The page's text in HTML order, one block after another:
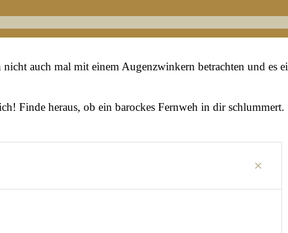
auch mal mit einem Augenzwinkern betrachten und es
Finde heraus, ob ein barockes Fernweh in dir schlummert.